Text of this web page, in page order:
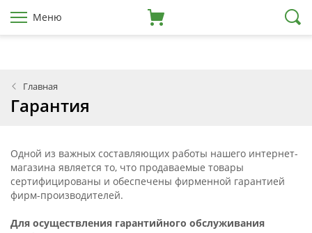
Меню
Главная
Гарантия
Одной из важных составляющих работы нашего интернет-
магазина является то, что продаваемые товары
сертифицированы и обеспечены фирменной гарантией
фирм-производителей.
Для осуществления гарантийного обслуживания